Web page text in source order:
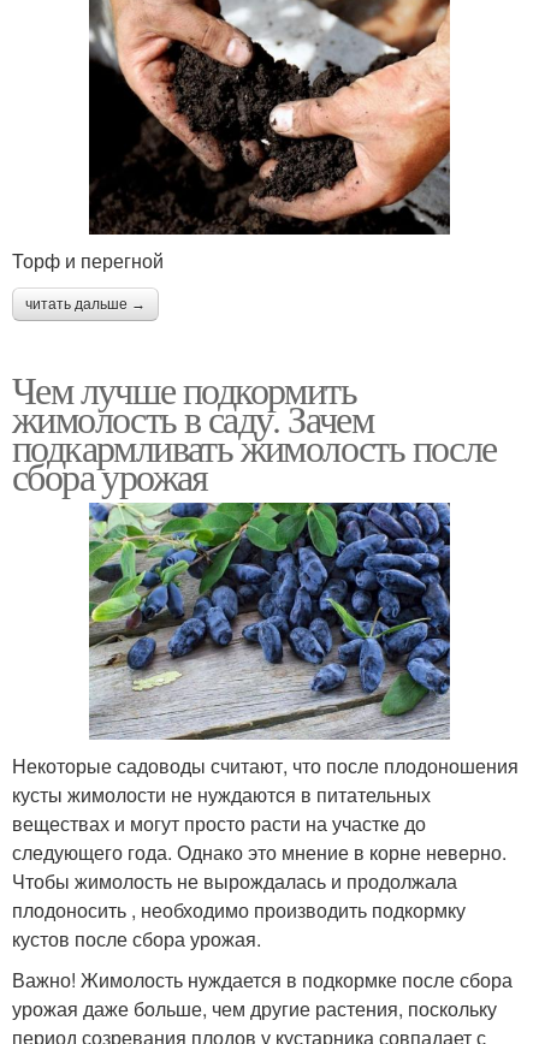
Торф и перегной
читать дальше →
Чем лучше подкормить
жимолость в саду. Зачем
подкармливать жимолость после
сбора урожая
Некоторые садоводы считают, что после плодоношения
кусты жимолости не нуждаются в питательных
веществах и могут просто расти на участке до
следующего года. Однако это мнение в корне неверно.
Чтобы жимолость не вырождалась и продолжала
плодоносить , необходимо производить подкормку
кустов после сбора урожая.
Важно! Жимолость нуждается в подкормке после сбора
урожая даже больше, чем другие растения, поскольку
период созревания плодов у кустарника совпадает с